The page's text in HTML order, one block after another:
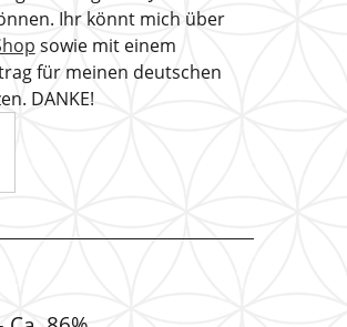
Ihr könnt mich über
sowie mit einem
für meinen deutschen
DANKE!